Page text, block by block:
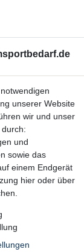
unserer Website
wir und unser
und
sowie das
einem Endgerät
hier oder über